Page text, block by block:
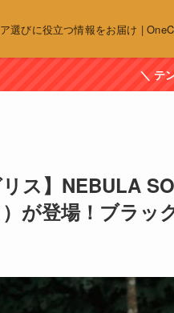
選びに役立つ情報をお届け |
＼ テ
リス】NEBULA
が登場！ブラッ